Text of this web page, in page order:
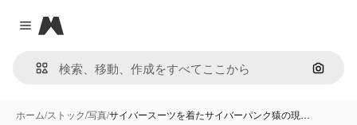
Close menu
Magnific
画像で
ホーム/ストック/写真/サイバースーツを着たサイバーパンク猿の現…